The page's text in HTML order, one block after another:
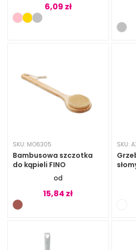
6,09 zł
SKU: MO6305
Bambusowa szczotka
do kąpieli FINO
15,84 zł
SKU: